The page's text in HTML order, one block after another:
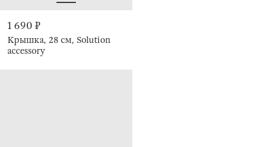
1 690 ₽
Крышка, 28 см, Solution
accessory